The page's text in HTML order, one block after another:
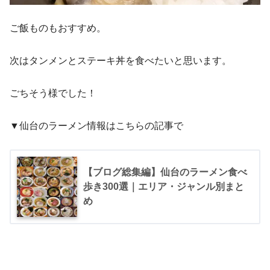
ご飯ものもおすすめ。
次はタンメンとステーキ丼を食べたいと思います。
ごちそう様でした！
▼仙台のラーメン情報はこちらの記事で
【ブログ総集編】仙台のラーメン食べ
歩き300選｜エリア・ジャンル別まと
め